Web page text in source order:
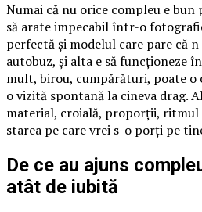
Numai că nu orice compleu e bun
să arate impecabil într-o
perfectă și modelul care pare că
autobuz, și alta e să funcționeze
mult, birou, cumpărături, poate o
o vizită spontană la cineva drag.
material, croială, proporții, ritmul
starea pe care vrei s-o porți pe
De ce au ajuns
atât de iubită